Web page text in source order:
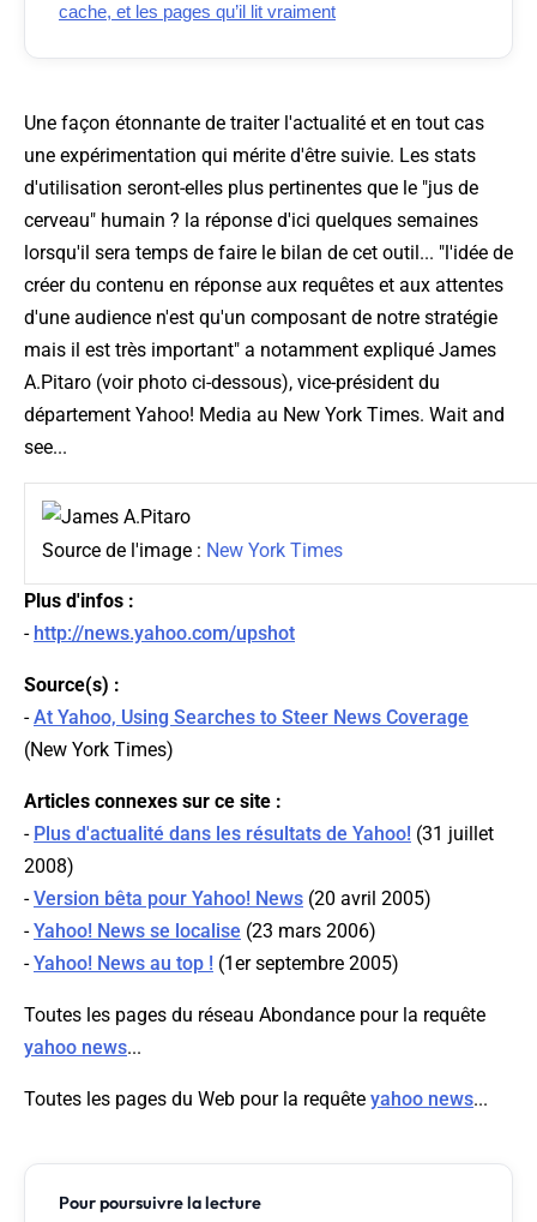
cache, et les pages qu’il lit vraiment
Une façon étonnante de traiter l'actualité et en tout cas
une expérimentation qui mérite d'être suivie. Les stats
d'utilisation seront-elles plus pertinentes que le "jus de
cerveau" humain ? la réponse d'ici quelques semaines
lorsqu'il sera temps de faire le bilan de cet outil... " l'idée de
créer du contenu en réponse aux requêtes et aux attentes
d'une audience n'est qu'un composant de notre stratégie
mais il est très important" a notamment expliqué James
A.Pitaro (voir photo ci-dessous), vice-président du
département Yahoo! Media au New York Times. Wait and
see...
Source de l'image : New York Times
Plus d'infos :
- http://news.yahoo.com/upshot
Source(s) :
-At Yahoo, Using Searches to Steer News Coverage
(New York Times)
Articles connexes sur ce site :
- Plus d'actualité dans les résultats de Yahoo! (31 juillet
2008)
-Version bêta pour Yahoo! News (20 avril 2005)
-Yahoo! News se localise (23 mars 2006)
-Yahoo! News au top ! (1er septembre 2005)
Toutes les pages du réseau Abondance pour la requête
yahoo news...
Toutes les pages du Web pour la requête yahoo news...
Pour poursuivre la lecture